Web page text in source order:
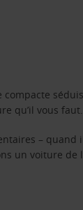
qu’il vous faut.
–
un voiture de